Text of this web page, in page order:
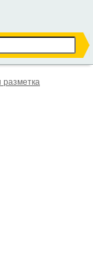
разметка